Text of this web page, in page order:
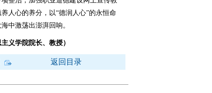
人心的养分，以“德润人心”的永恒命
中激荡出澎湃回响。
义学院院长、教授）
返回目录